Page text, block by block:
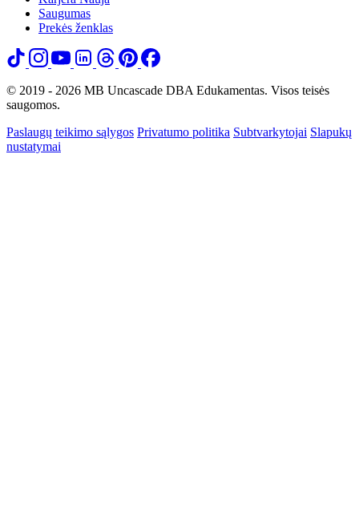
Saugumas
Prekės ženklas
© 2019 - 2026 MB Uncascade DBA Edukamentas. Visos teisės
saugomos.
Paslaugų teikimo sąlygos Privatumo politika Subtvarkytojai Slapukų
nustatymai